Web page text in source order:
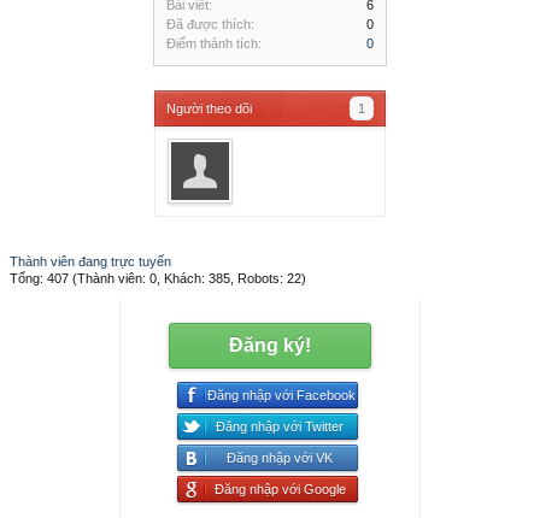
Bài viết:
6
Đã được thích:
0
Điểm thành tích:
0
Người theo dõi 1
Thành viên đang trực tuyến
Tổng: 407 (Thành viên: 0, Khách: 385, Robots: 22)
Đăng ký!
Đăng nhập với Facebook
Đăng nhập với Twitter
Đăng nhập với VK
Đăng nhập với Google